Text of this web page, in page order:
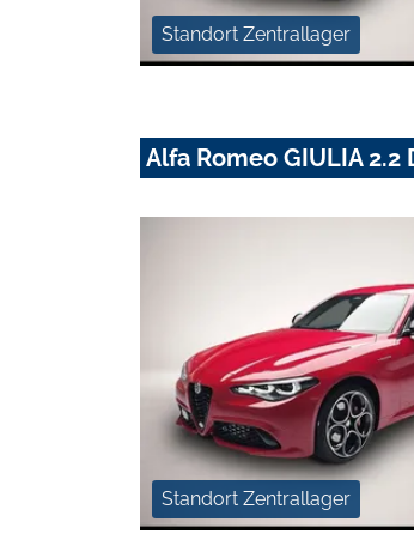
Standort Zentrallager
Alfa Romeo GIULIA 2.2
Standort Zentrallager